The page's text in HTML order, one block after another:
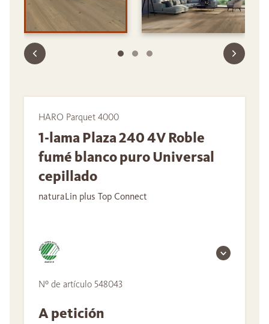
HARO Parquet 4000
1-lama Plaza 240 4V Roble
fumé blanco puro Universal
cepillado
naturaLin plus Top Connect
Nº de artículo 548043
A petición